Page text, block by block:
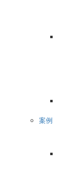
案例